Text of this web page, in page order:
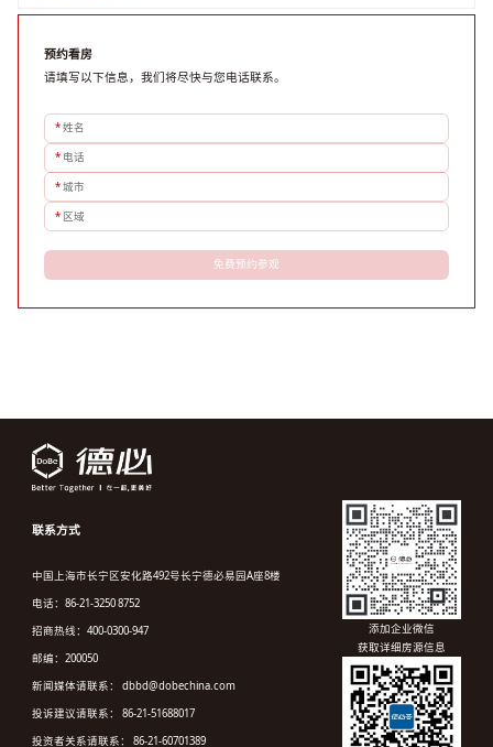
款。选址是综合性战略决策，旨在让办公
预约看房
请填写以下信息，我们将尽快与您电话联系。
*姓名
* 电话
*城市
* 区域
免费预约参观
联系方式
中国上海市长宁区安化路492号长宁德必易园A座8楼
电话：86-21-3250 8752
招商热线：400-0300-947
邮编：200050
新闻媒体请联系： dbbd@dobechina.com
投诉建议请联系： 86-21-51688017
投资者关系请联系： 86-21-60701389
添加企业微信
获取详细房源信息